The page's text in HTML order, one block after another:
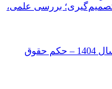
تصمیم‌گیری؛ بررسی علمی،
مقایسه درآمد معلم و پزشک در سال 1404 – حکم حقوق